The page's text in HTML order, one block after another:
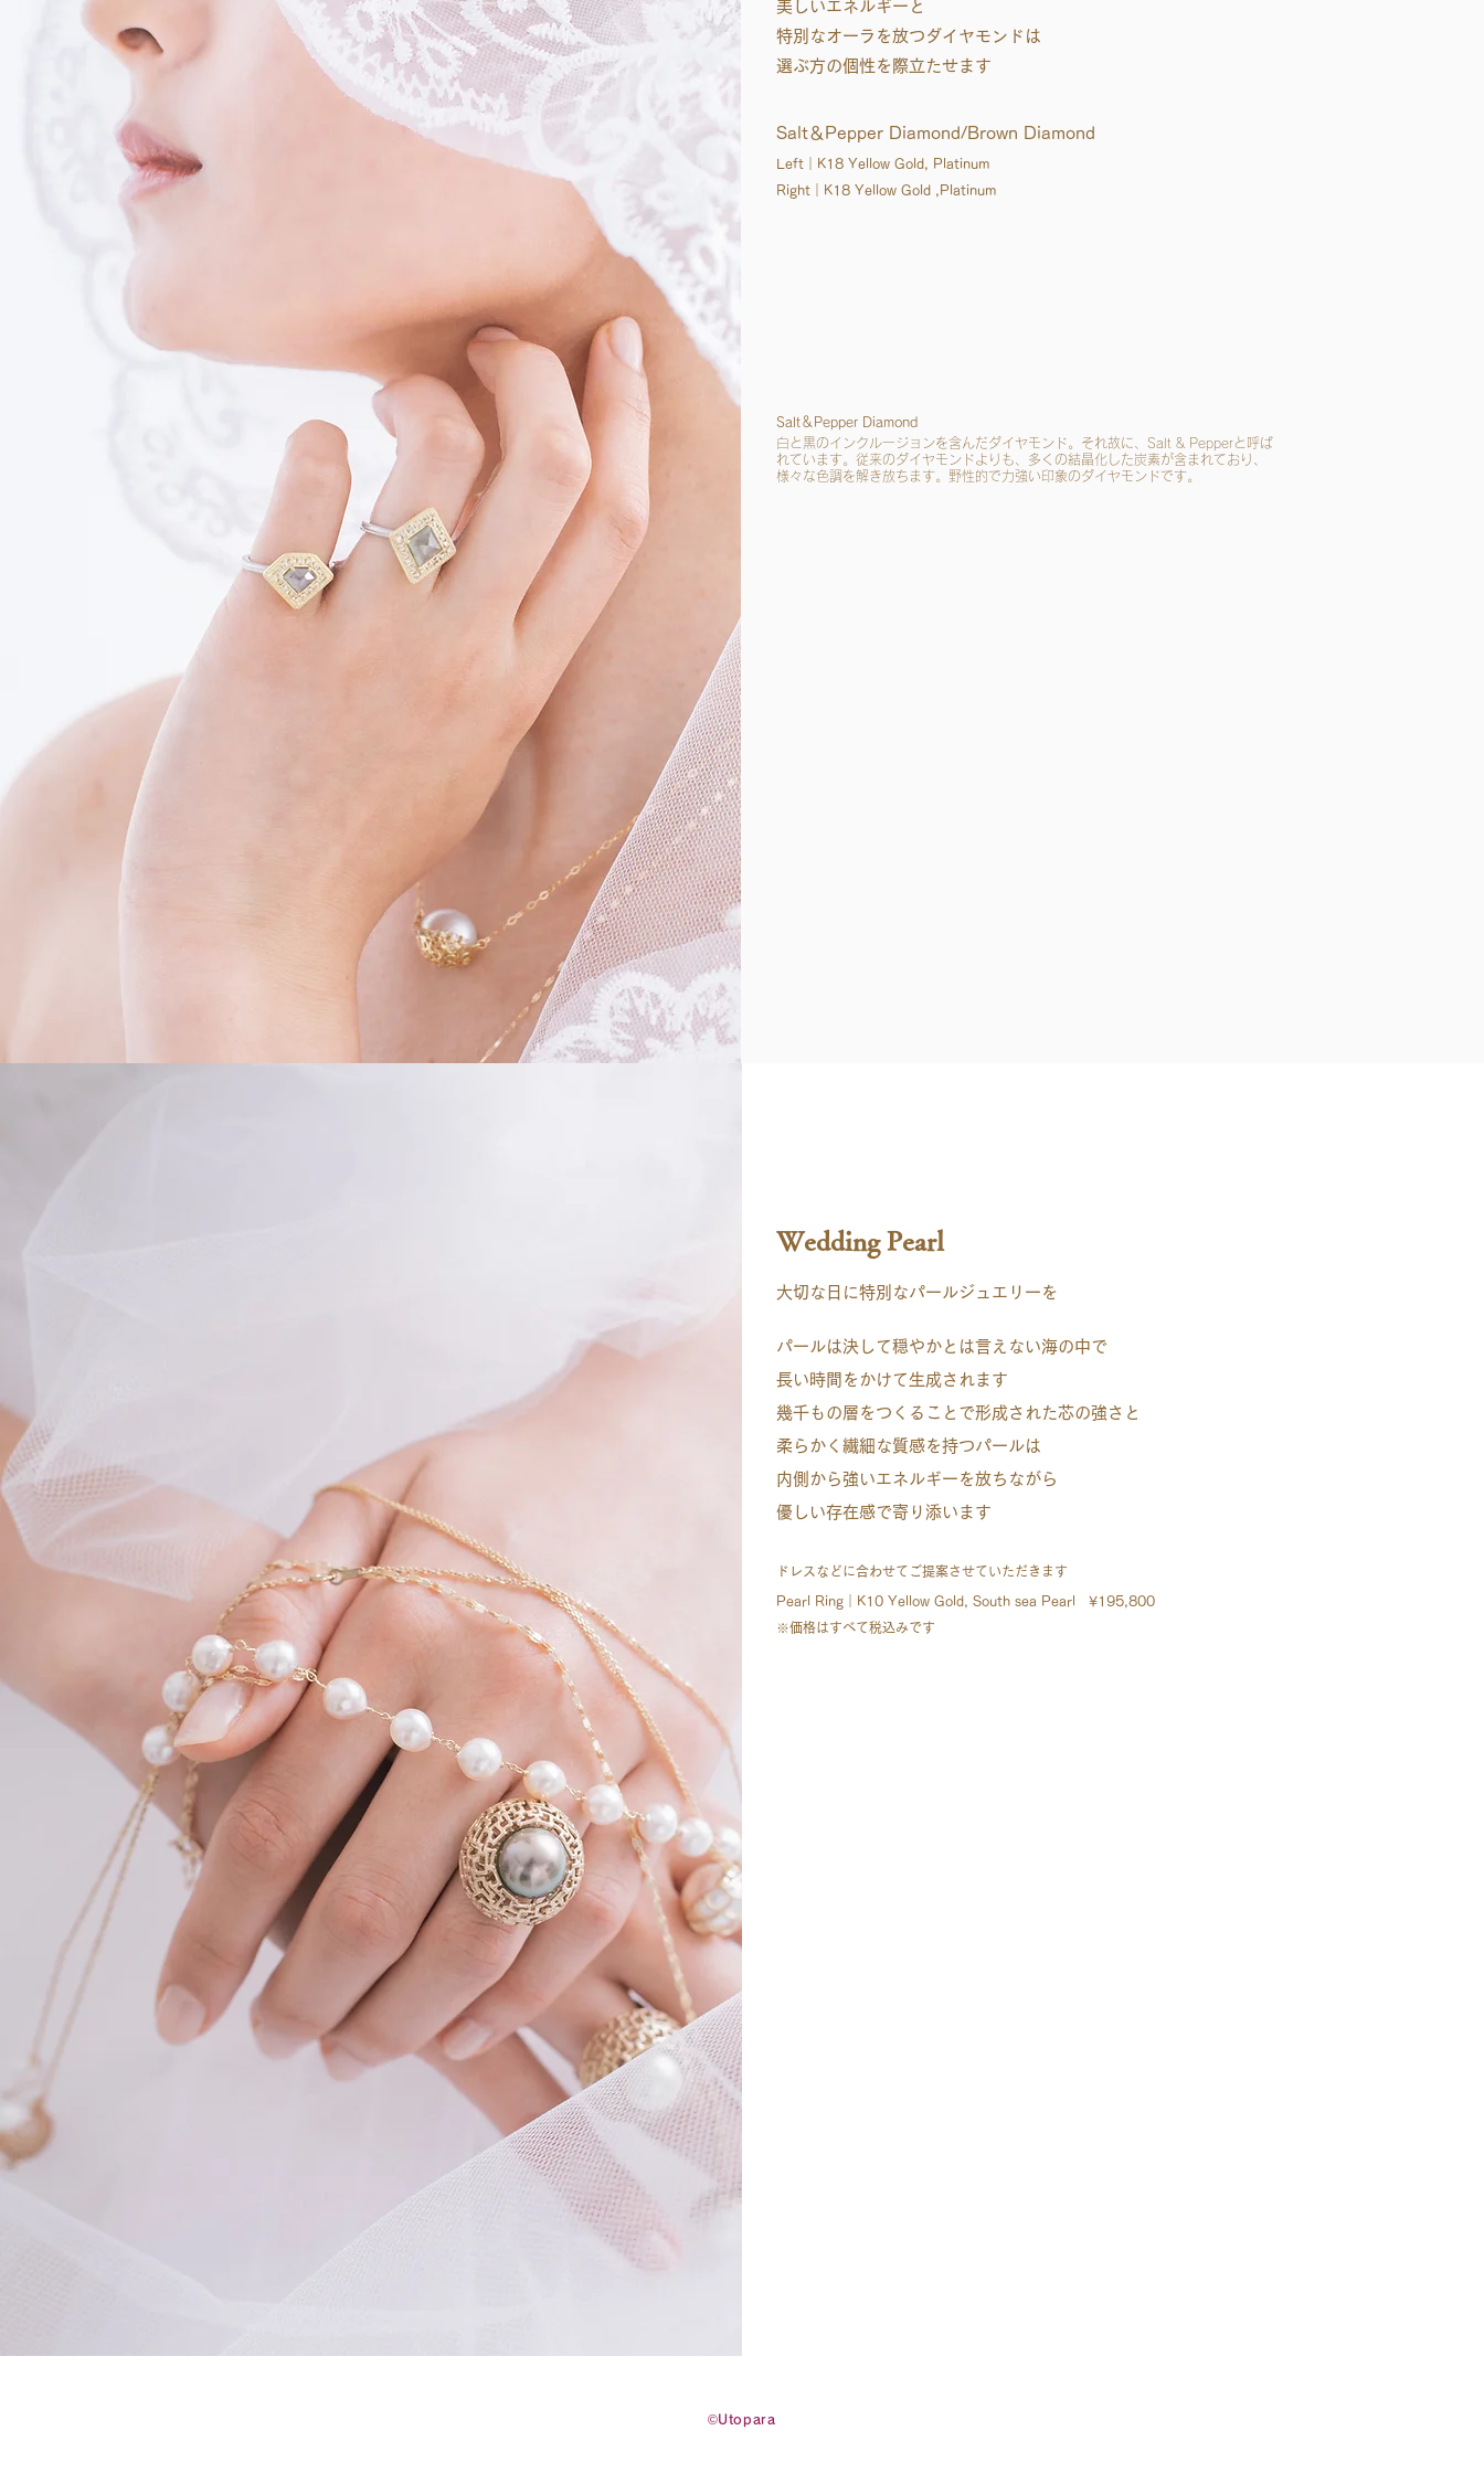
美しいエネルギーと
特別なオーラを放つダイヤモンドは
選ぶ方の個性を際立たせます
Salt＆Pepper Diamond/Brown Diamond
Left｜K18 Yellow Gold, Platinum
Right｜K18 Yellow Gold ,Platinum
Salt＆Pepper Diamond
白と黒のインクルージョンを含んだダイヤモンド。それ故に、Salt & Pepperと呼ば
れています。従来のダイヤモンドよりも、多くの結晶化した炭素が含まれており、
様々な色調を解き放ちます。野性的で力強い印象のダイヤモンドです。
Wedding Pearl
大切な日に特別なパールジュエリーを
パールは決して穏やかとは言えない海の中で
長い時間をかけて生成されます
幾千もの層をつくることで形成された芯の強さと
柔らかく繊細な質感を持つパールは
内側から強いエネルギーを放ちながら
優しい存在感で寄り添います
ドレスなどに合わせてご提案させていただきます
Pearl Ring｜K10 Yellow Gold, South sea Pearl ¥195,800
​※価格はすべて税込みです
©Utopara